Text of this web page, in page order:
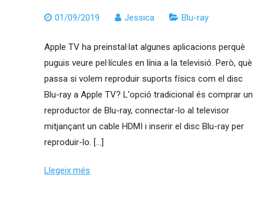
01/09/2019 Jessica Blu-ray
Apple TV ha preinstal·lat algunes aplicacions perquè
puguis veure pel·lícules en línia a la televisió. Però, què
passa si volem reproduir suports físics com el disc
Blu-ray a Apple TV? L'opció tradicional és comprar un
reproductor de Blu-ray, connectar-lo al televisor
mitjançant un cable HDMI i inserir el disc Blu-ray per
reproduir-lo. […]
Llegeix més